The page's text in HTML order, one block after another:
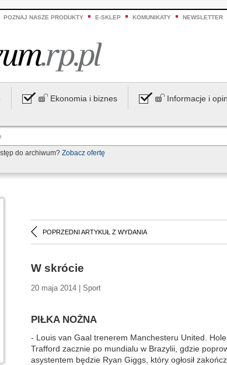
POZNAJ NASZE PRODUKTY E-SKLEP KOMUNIKATY NEWSLETTER
Ekonomia i biznes Informacje i
do archiwum? Zobacz ofertę
POPRZEDNI ARTYKUŁ Z WYDANIA
W skrócie
20 maja 2014 | Sport
PIŁKA NOŻNA
- Louis van Gaal trenerem Manchesteru United.
Trafford zacznie po mundialu w Brazylii, gdzie
asystentem będzie Ryan Giggs, który ogłosił